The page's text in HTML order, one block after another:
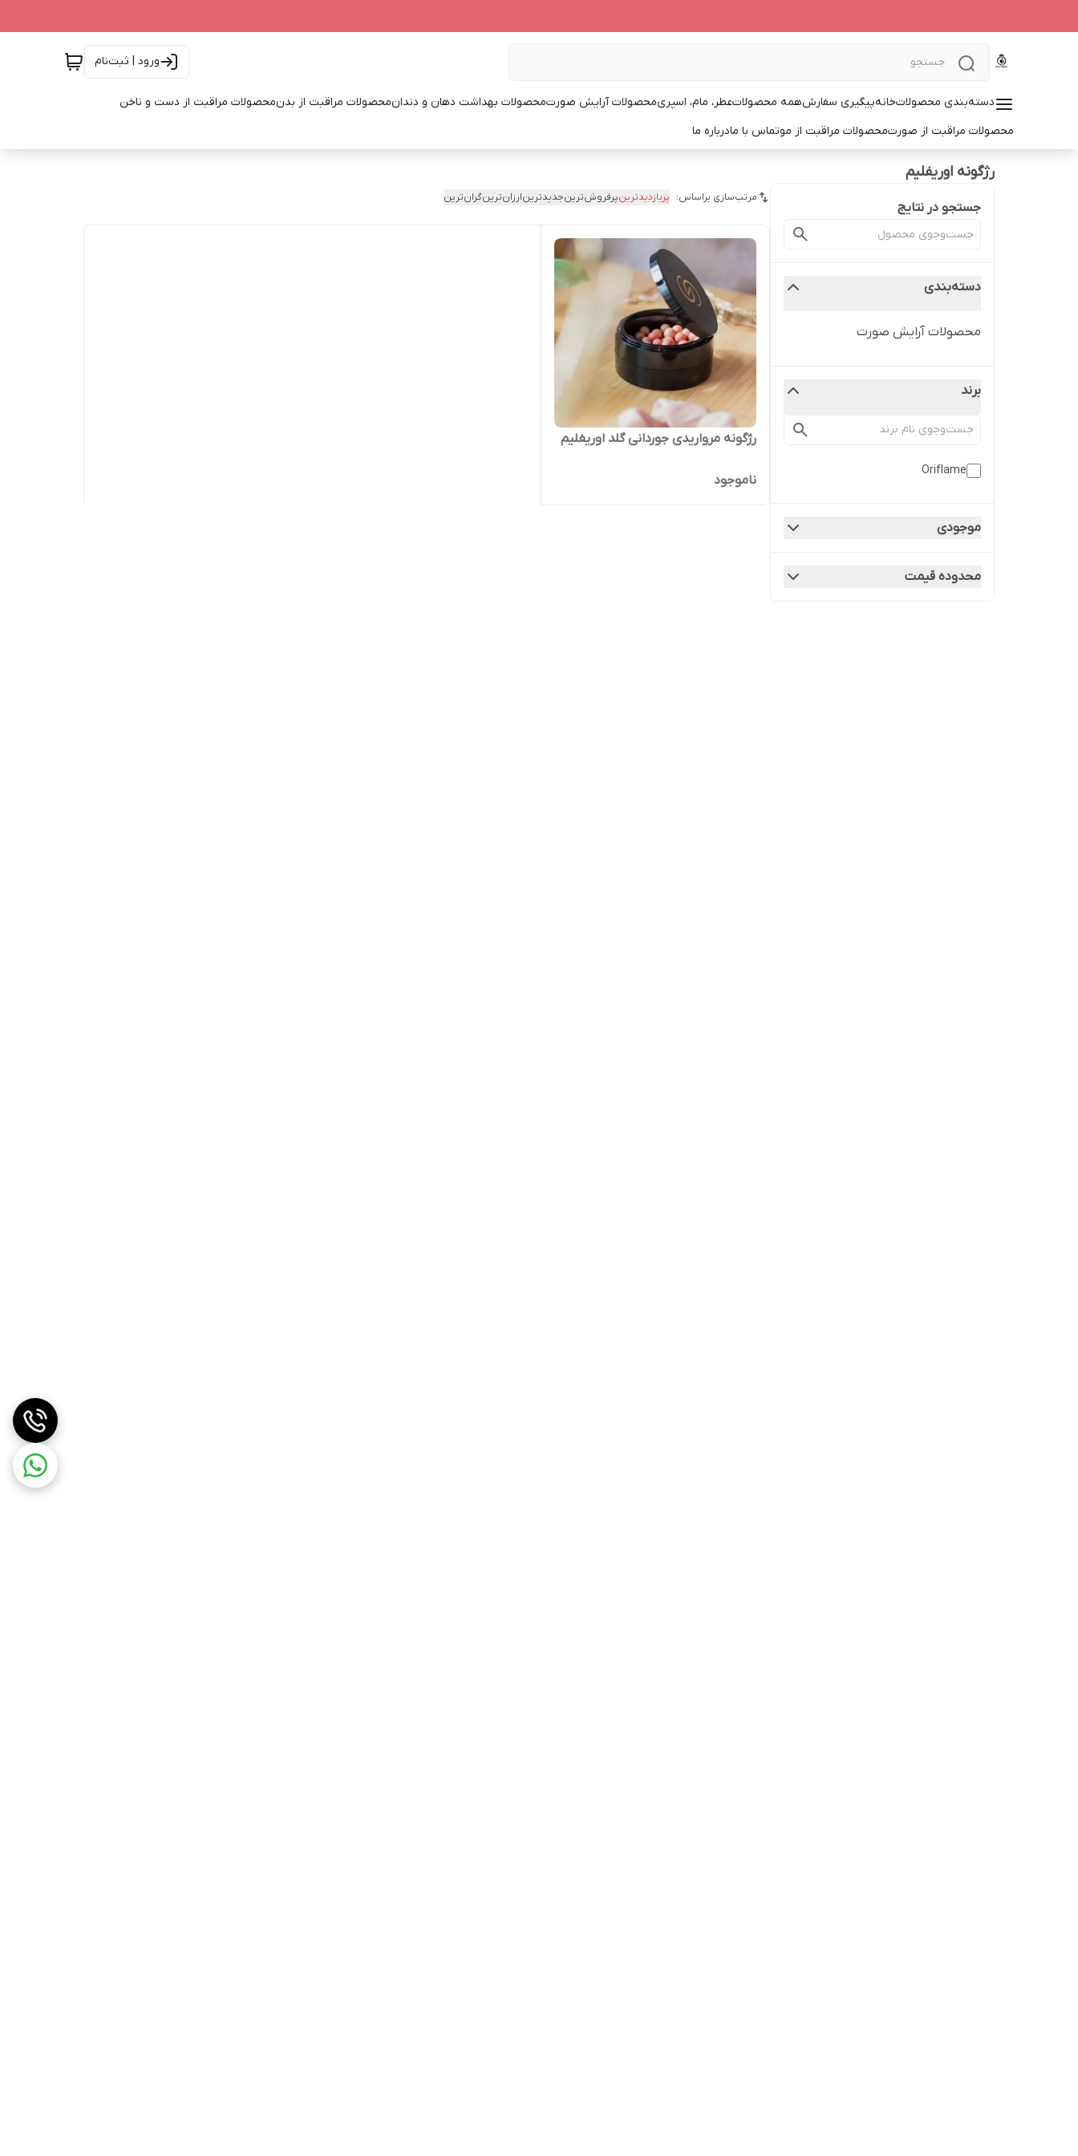
ورود | ثبت‌نام
دسته‌بندی محصولاتخانهپیگیری سفارشهمه محصولاتعطر، مام، اسپریمحصولات آرایش صورتمحصولات بهداشت دهان و دندانمحصولات مراقبت از بدنمحصولات مراقبت از دست و ناخن
محصولات مراقبت از صورتمحصولات مراقبت از موتماس با مادرباره ما
رژگونه اوریفلیم
جستجو در نتایج
دسته‌بندی
محصولات آرایش صورت
برند
Oriflame
موجودی
محدوده قیمت
مرتب‌سازی براساس: پربازدیدترینپرفروش‌ترینجدیدترینارزان‌ترینگران‌ترین
رژگونه مرواریدی جوردانی گلد اوریفلیم
ناموجود